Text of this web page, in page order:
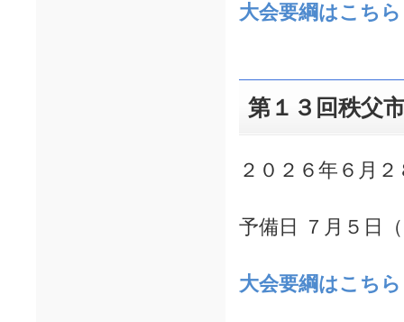
大会要綱はこちら
第１３回秩父
２０２６年６月
予備日 ７月５日
大会要綱はこち